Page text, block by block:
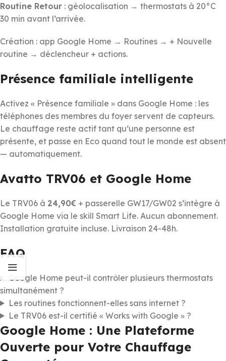
Routine Retour : géolocalisation → thermostats à 20°C
30 min avant l’arrivée.
Création : app Google Home → Routines → + Nouvelle
routine → déclencheur + actions.
Présence familiale intelligente
Activez « Présence familiale » dans Google Home : les
téléphones des membres du foyer servent de capteurs.
Le chauffage reste actif tant qu’une personne est
présente, et passe en Eco quand tout le monde est absent
— automatiquement.
Avatto TRV06 et Google Home
Le TRV06 à 24,90€ + passerelle GW17/GW02 s’intègre à
Google Home via le skill Smart Life. Aucun abonnement.
Installation gratuite incluse. Livraison 24-48h.
FAQ
Google Home peut-il contrôler plusieurs thermostats
simultanément ?
Les routines fonctionnent-elles sans internet ?
Le TRV06 est-il certifié « Works with Google » ?
Google Home : Une Plateforme
Ouverte pour Votre Chauffage